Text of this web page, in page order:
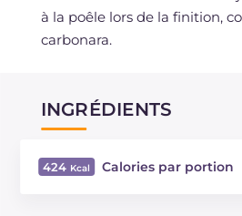
à la poêle lors de la finition,
carbonara.
INGRÉDIENTS
424 Calories par portion